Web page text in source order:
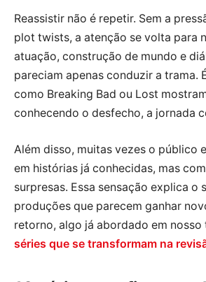
Reassistir não é repetir. Sem a
plot twists, a atenção se volta para
atuação, construção de mundo e
pareciam apenas conduzir a trama.
como Breaking Bad ou Lost
conhecendo o desfecho, a jornada
Além disso, muitas vezes o público
em histórias já conhecidas, mas
surpresas. Essa sensação explica o
produções que parecem ganhar
retorno, algo já abordado em
séries que se transformam na